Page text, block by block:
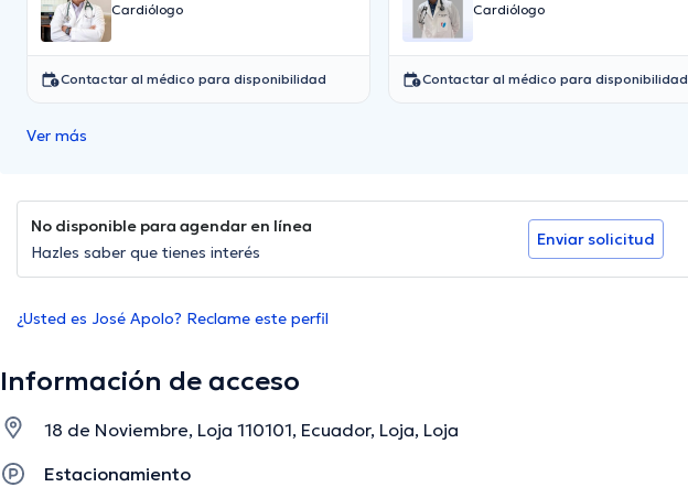
Cardiólogo
Contactar al médico para disponibilidad
Cardiólogo
Contactar al médico para disponibilidad
Ver más
No disponible para agendar en línea
Hazles saber que tienes interés
Enviar solicitud
¿Usted es José Apolo? Reclame este perfil
Información de acceso
18 de Noviembre, Loja 110101, Ecuador, Loja, Loja
Estacionamiento